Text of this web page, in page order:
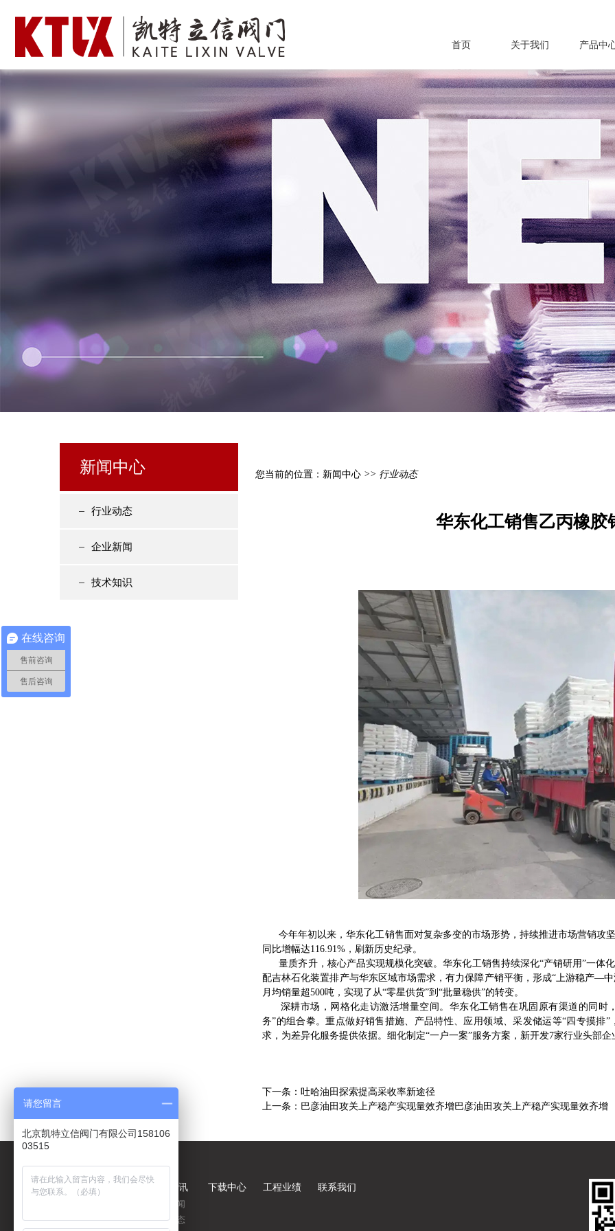
首页 关于我们 产品中
新闻中心
行业动态
企业新闻
技术知识
您当前的位置： 新闻中心 >> 行业动态
华东化工销售乙丙橡胶
今年年初以来，华东化工销售面对复杂多变的市场形势，持续推进市场营销攻
同比增幅达116.91%，刷新历史纪录。
量质齐升，核心产品实现规模化突破。华东化工销售持续深化“产销研用”一体
配吉林石化装置排产与华东区域市场需求，有力保障产销平衡，形成“上游稳产—
月均销量超500吨，实现了从“零星供货”到“批量稳供”的转变。
深耕市场，网格化走访激活增量空间。华东化工销售在巩固原有渠道的同时
务”的组合拳。重点做好销售措施、产品特性、应用领域、采发储运等“四专摸排
求，为差异化服务提供依据。细化制定“一户一案”服务方案，新开发7家行业头部
下一条： 吐哈油田探索提高采收率新途径
上一条： 巴彦油田攻关上产稳产实现量效齐增巴彦油田攻关上产稳产实现量效齐增
关于我们
企业荣誉
产品中心
球阀
新闻资讯
企业新闻
行业动态
下载中心 工程业绩 联系我们
在线咨询
售前咨询
售后咨询
请您留言
北京凯特立信阀门有限公司158106
03515